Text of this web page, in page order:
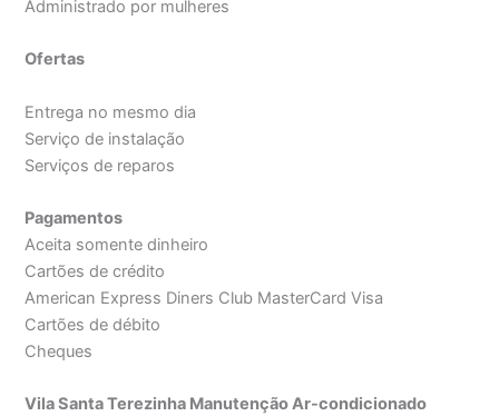
Administrado por mulheres
Ofertas
Entrega no mesmo dia
Serviço de instalação
Serviços de reparos
Pagamentos
Aceita somente dinheiro
Cartões de crédito
American Express Diners Club MasterCard Visa
Cartões de débito
Cheques
Vila Santa Terezinha Manutenção Ar-condicionado